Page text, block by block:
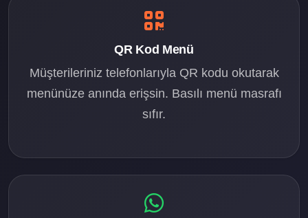
QR Kod Menü
Müşterileriniz telefonlarıyla QR kodu okutarak
menünüze anında erişsin. Basılı menü masrafı
sıfır.